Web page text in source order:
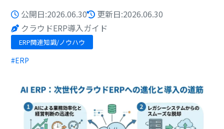
ERP関連知識/ノウハウ
公開日:2026.06.30
更新日:2026.06.30
クラウドERP導入ガイド
#ERP